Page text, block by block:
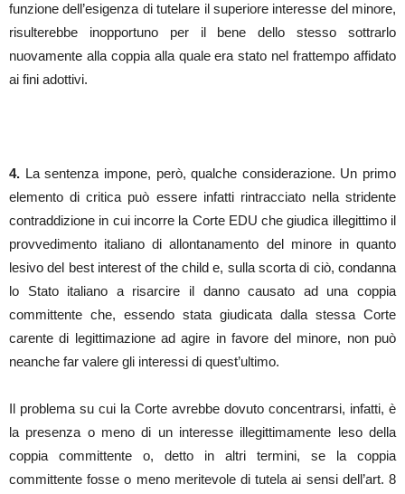
funzione dell’esigenza di tutelare il superiore interesse del minore,
risulterebbe inopportuno per il bene dello stesso sottrarlo
nuovamente alla coppia alla quale era stato nel frattempo affidato
ai fini adottivi.
4. La sentenza impone, però, qualche considerazione. Un primo
elemento di critica può essere infatti rintracciato nella stridente
contraddizione in cui incorre la Corte EDU che giudica illegittimo il
provvedimento italiano di allontanamento del minore in quanto
lesivo del best interest of the child e, sulla scorta di ciò, condanna
lo Stato italiano a risarcire il danno causato ad una coppia
committente che, essendo stata giudicata dalla stessa Corte
carente di legittimazione ad agire in favore del minore, non può
neanche far valere gli interessi di quest’ultimo.
Il problema su cui la Corte avrebbe dovuto concentrarsi, infatti, è
la presenza o meno di un interesse illegittimamente leso della
coppia committente o, detto in altri termini, se la coppia
committente fosse o meno meritevole di tutela ai sensi dell’art. 8